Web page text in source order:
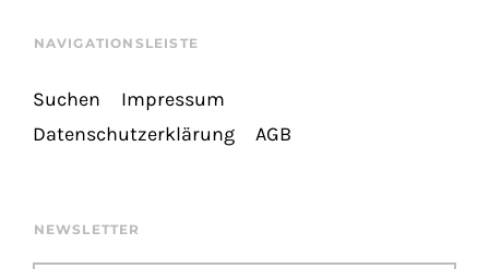
NAVIGATIONSLEISTE
Suchen
Impressum
Datenschutzerklärung
AGB
NEWSLETTER